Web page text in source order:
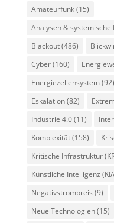
Amateurfunk(15)
Analysen &
Blackout(486)
Cyber(160)
Energiezellensystem(92)
Eskalation(82)
Industrie 4.0(11)
Komplexität(158)
Kritische Infrastruktur
Künstliche Intelligenz
Negativstrompreis (9)
Neue Technologien(15)